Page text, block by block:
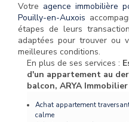
Votre agence immobilière
Pouilly-en-Auxois
étapes de leurs
adaptées pour trouver ou
meilleures conditions.
En plus de ses services :
d'un appartement au
balcon, ARYA Immobilier
Achat appartement
calme